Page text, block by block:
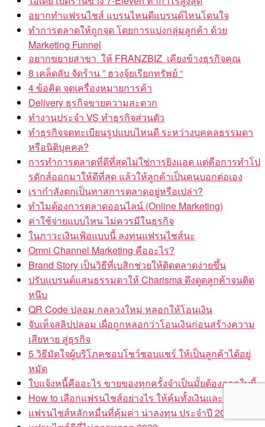
อยากทำแฟรนไชส์ แบรนไหนดีแบรนด์ไหนโดนใจ
ทำการตลาดให้ถูกจุด โดยการแบ่งกลุ่มลูกค้า ด้วย
Marketing Funnel
อยากขยายสาขา ให้ FRANZBIZ เคียงข้างธุรกิจคุณ
8 เคล็ดลับ จัดร้าน ” ฮวงจุ้ยเรียกทรัพย์ “
4 ข้อคิด จดเครื่องหมายการค้า
Delivery ธุรกิจขายความสะดวก
ทำงานประจำ VS ทำธุรกิจส่วนตัว
ทำธุรกิจจดทะเบียนรูปแบบไหนดี ระหว่างบุคคลธรรมดา
หรือนิติบุคคล?
การทำการตลาดที่ดีที่สุดไม่ใช่การยิงแอด แต่คือการทำโป
รดักส์ออกมาให้ดีที่สุด แล้วให้ลูกค้าเป็นคนบอกต่อเอง
เรากำลังตกเป็นทาสการตลาดอยู่หรือเปล่า?
ทำไมต้องการตลาดออนไลน์ (Online Marketing)
ค่าใช้จ่ายแบบไหน ไม่ควรมีในธุรกิจ
ในภาวะเงินเฟ้อแบบนี้ ลงทุนแฟรนไชส์นะ
Omni Channel Marketing คืออะไร?
Brand Story เป็นวิธีที่เบสิกช่วยให้ติดตลาดง่ายขึ้น
ปรับแบรนด์แสนธรรมดาให้ Charisma ดึงดูดลูกค้าจนติด
หนึบ
QR Code ปลอม กลลวงใหม่ หลอกให้โอนเงิน
จับเท็จสลิปปลอม เผื่อถูกหลอกว่าโอนเงินก่อนสร้างความ
เสียหาย สู่ธุรกิจ
5 วิธีมัดใจผู้บริโภคชอบโชว์ชอบแชร์ ให้เป็นลูกค้าได้อยู่
หมัด
ใบแจ้งหนี้คืออะไร ขายของทุกครั้งจำเป็นมั้ยต้องออกใบนี้
How to เลือกแฟรนไชส์อย่างไร ให้คุ้มทั้งเงินและเวลา
แฟรนไชส์หลักหมื่นที่คุ้มค่า น่าลงทุน ประจำปี 2022